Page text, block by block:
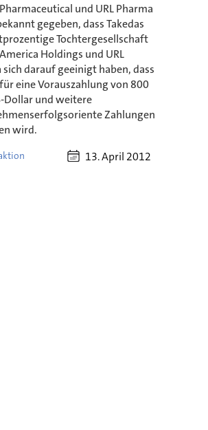
und URL Pharma
gegeben, dass Takedas
Tochtergesellschaft
Holdings und URL
sich darauf geeinigt haben, dass
eine Vorauszahlung von 800
Dollar und weitere
Zahlungen
wird.
13. April 2012